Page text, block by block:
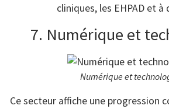
cliniques, les EHPAD et à
7. Numérique et
Numérique et
Ce secteur affiche une progression